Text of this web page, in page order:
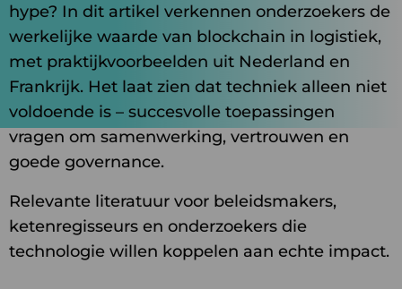
hype? In dit artikel verkennen onderzoekers de
werkelijke waarde van blockchain in logistiek,
met praktijkvoorbeelden uit Nederland en
Frankrijk. Het laat zien dat techniek alleen niet
voldoende is – succesvolle toepassingen
vragen om samenwerking, vertrouwen en
goede governance.
Relevante literatuur voor beleidsmakers,
ketenregisseurs en onderzoekers die
technologie willen koppelen aan echte impact.